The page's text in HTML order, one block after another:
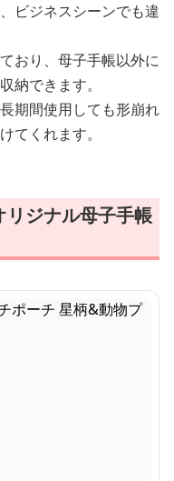
ビジネスシーンでも違
おり、母子手帳以外に
納できます。
期間使用しても形崩れ
てくれます。
ジナル母子手帳